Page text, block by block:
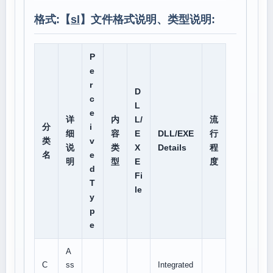
格式:【sl 】文件格式说明、类型说明:
分
类
名
详
细
说
明
P
e
r
c
e
i
v
e
d
T
y
p
e
内
容
类
型
D
L
L/
E
X
E
Fi
le
DLL/EXE
Details
流
行
程
度
C
A
ss
Integrated